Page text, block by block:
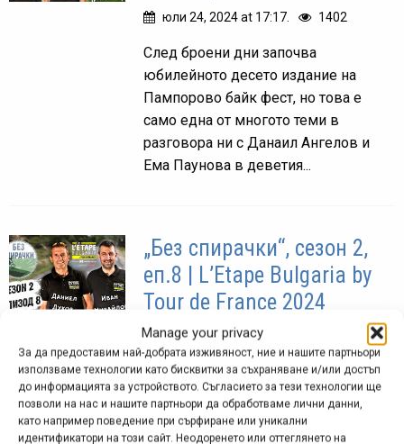
Manage your privacy
За да предоставим най-добрата изживяност, ние и нашите партньори
използваме технологии като бисквитки за съхраняване и/или достъп
до информацията за устройството. Съгласието за тези технологии ще
позволи на нас и нашите партньори да обработваме лични данни,
като например поведение при сърфиране или уникални
идентификатори на този сайт. Неодоренето или оттеглянето на
юли 24, 2024 at 17:17. 1402
След броени дни започва
юбилейното десето издание на
Пампорово байк фест, но това е
само една от многото теми в
разговора ни с Данаил Ангелов и
Ема Паунова в деветия...
„Без спирачки“, сезон 2,
еп.8 | L’Etape Bulgaria by
Tour de France 2024
юли 12, 2024 at 16:57.
Научете всичко важно за L’Etape
Bulgaria by Tour de France - едно
колоездачно събитие, което още с
дебютното си издание през 2023 г.